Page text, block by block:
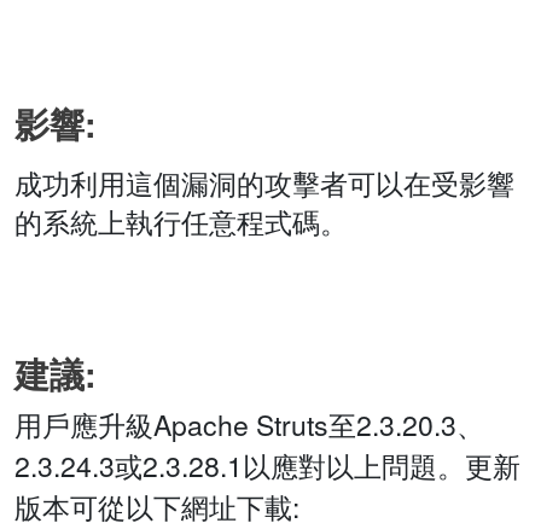
影響:
成功利用這個漏洞的攻擊者可以在受影響
的系統上執行任意程式碼。
建議:
用戶應升級Apache Struts至2.3.20.3、
2.3.24.3或2.3.28.1以應對以上問題。更新
版本可從以下網址下載: